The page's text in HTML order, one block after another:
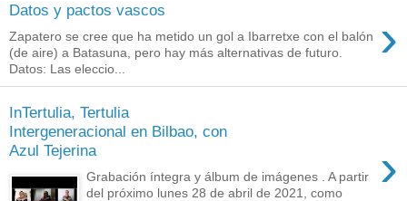
Datos y pactos vascos ›
Zapatero se cree que ha metido un gol a Ibarretxe con el balón
(de aire) a Batasuna, pero hay más alternativas de futuro.
Datos: Las eleccio...
InTertulia, Tertulia
Intergeneracional en Bilbao, con
Azul Tejerina
›
Grabación íntegra y álbum de imágenes . A partir
del próximo lunes 28 de abril de 2021, como